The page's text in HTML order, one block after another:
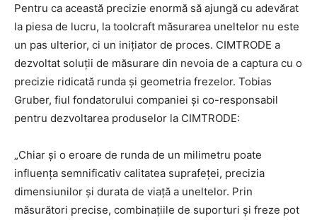
Pentru ca această precizie enormă să ajungă cu adevărat
la piesa de lucru, la toolcraft măsurarea uneltelor nu este
un pas ulterior, ci un inițiator de proces. CIMTRODE a
dezvoltat soluții de măsurare din nevoia de a captura cu o
precizie ridicată runda și geometria frezelor. Tobias
Gruber, fiul fondatorului companiei și co-responsabil
pentru dezvoltarea produselor la CIMTRODE:
„Chiar și o eroare de runda de un milimetru poate
influența semnificativ calitatea suprafeței, precizia
dimensiunilor și durata de viață a uneltelor. Prin
măsurători precise, combinațiile de suporturi și freze pot